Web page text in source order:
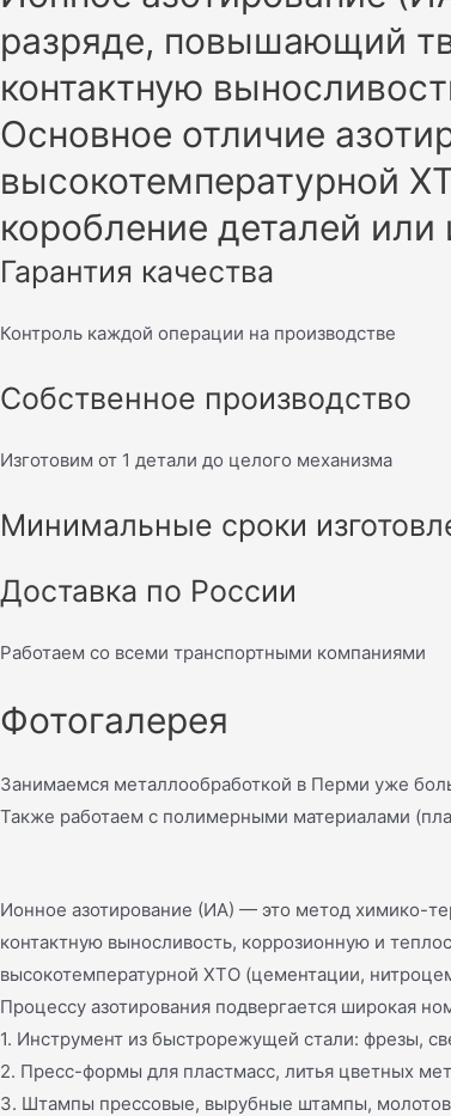
разряде, повышающий
контактную
Основное отличие
высокотемпературной
коробление деталей или
Гарантия качества
Контроль каждой операции на производстве
Собственное производство
Изготовим от 1 детали до целого механизма
Минимальные сроки
Доставка по России
Работаем со всеми транспортными компаниями
Фотогалерея
Занимаемся металлообработкой в Перми уже
Также работаем с полимерными материалами
Ионное азотирование (ИА) — это метод химико-
контактную выносливость, коррозионную и
высокотемпературной ХТО (цементации,
Процессу азотирования подвергается широкая
1. Инструмент из быстрорежущей стали: фрезы,
2. Пресс-формы для пластмасс, литья цветных
3. Штампы прессовые, вырубные штампы,